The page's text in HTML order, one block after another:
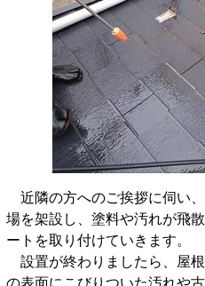
近隣の方へのご挨拶に伺い
場を架設し、塗料や汚れが飛
ートを取り付けていきます。
設置が終わりましたら、屋
の表面にこびりついた汚れや